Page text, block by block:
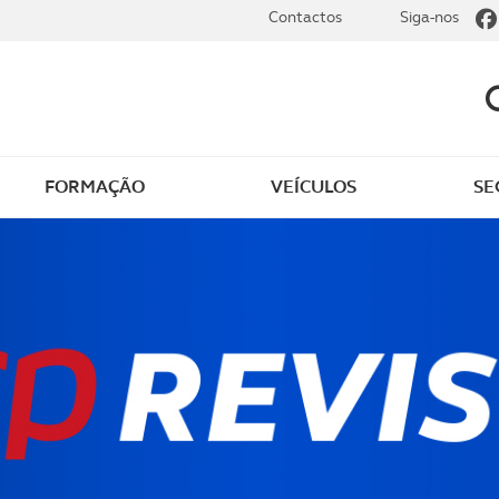
Golfe
Revista ACP Edição
impressa
FORMAÇÃO VEÍCULOS
Contactos Siga-nos